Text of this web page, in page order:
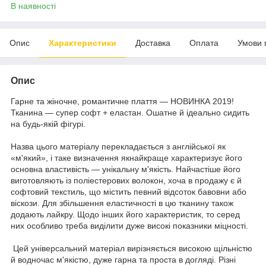
В наявності
Опис Характеристики Доставка Оплата Умови
Опис
Гарне та жіночне, романтичне плаття — НОВИНКА 2019!
Тканина — супер софт + еластан. Ошатне й ідеально сидить
на будь-якій фігурі.
Назва цього матеріалу перекладається з англійської як
«м'який», і таке визначення якнайкраще характеризує його
основна властивість — унікальну м'якість. Найчастіше його
виготовляють із поліестерових волокон, хоча в продажу є й
софтовий текстиль, що містить певний відсоток бавовни або
віскози. Для збільшення еластичності в цю тканину також
додають лайкру. Щодо інших його характеристик, то серед
них особливо треба виділити дуже високі показники міцності.
Цей універсальний матеріал вирізняється високою щільністю
й водночас м'якістю, дуже гарна та проста в догляді. Різні